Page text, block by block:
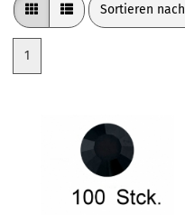
Sortieren nach
Sortieren nach
1